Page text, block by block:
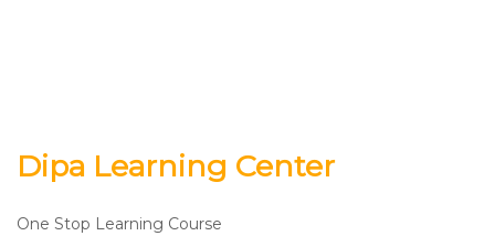
Dipa Learning Center
One Stop Learning Course